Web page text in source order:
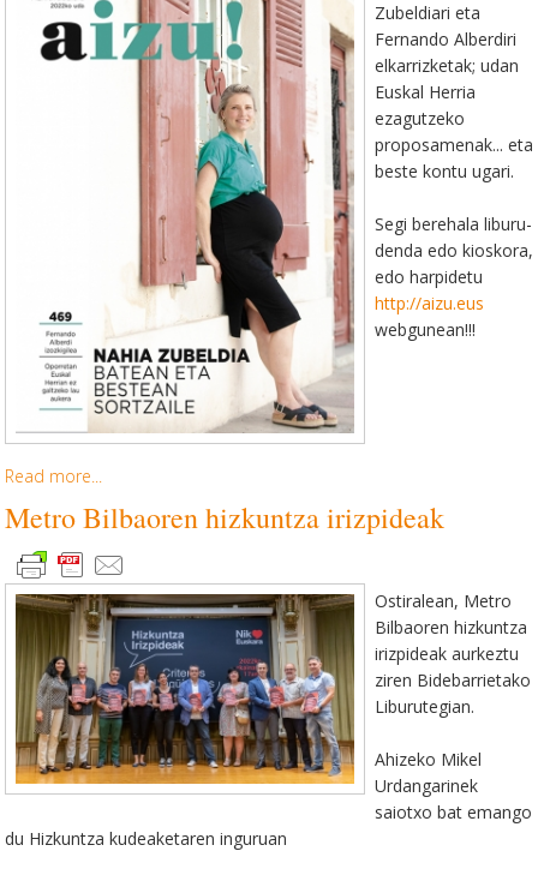
Zubeldiari eta
Fernando Alberdiri
elkarrizketak; udan
Euskal Herria
ezagutzeko
proposamenak... eta
beste kontu ugari.
Segi berehala liburu-
denda edo kioskora,
edo harpidetu
http://aizu.eus
webgunean!!!
Read more...
Metro Bilbaoren hizkuntza irizpideak
Ostiralean, Metro
Bilbaoren hizkuntza
irizpideak aurkeztu
ziren Bidebarrietako
Liburutegian.
Ahizeko Mikel
Urdangarinek
saiotxo bat emango
du Hizkuntza kudeaketaren inguruan